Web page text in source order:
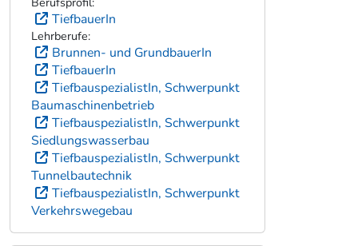
TiefbauerIn
Lehrberufe:
Brunnen- und GrundbauerIn
TiefbauerIn
TiefbauspezialistIn, Schwerpunkt
Baumaschinenbetrieb
TiefbauspezialistIn, Schwerpunkt
Siedlungswasserbau
TiefbauspezialistIn, Schwerpunkt
Tunnelbautechnik
TiefbauspezialistIn, Schwerpunkt
Verkehrswegebau